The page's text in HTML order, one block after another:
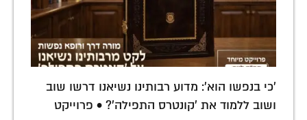
'כי בנפשו הוא': מדוע רבותינו נשיאנו דרשו שוב
ושוב ללמוד את 'קונטרס התפילה'? • פרוייקט